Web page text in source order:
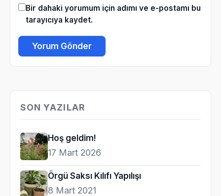
Bir dahaki yorumum için adımı ve e-postamı bu
tarayıcıya kaydet.
SON YAZILAR
Hoş geldim!
17 Mart 2026
Örgü Saksı Kılıfı Yapılışı
8 Mart 2021